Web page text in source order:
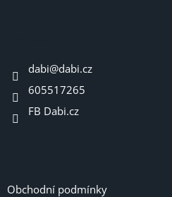
dabi@dabi.cz
605517265
FB Dabi.cz
Obchodní podmínky